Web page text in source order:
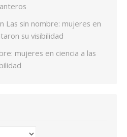
Las sin nombre: mujeres en
su visibilidad
mujeres en ciencia a las